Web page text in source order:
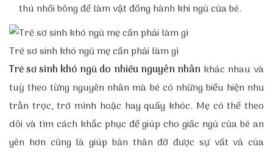
thú nhồi bông để làm vật đồng hành khi ngủ của bé.
Trẻ sơ sinh khó ngủ mẹ cần phải làm gì
Trẻ sơ sinh khó ngủ do nhiều nguyên nhânkhác nhau và
tuỳ theo từng nguyên nhân mà bé có những biểu hiện như
trằn trọc, trở mình hoặc hay quấy khóc. Mẹ có thể theo
dõi và tìm cách khắc phục để giúp cho giấc ngủ của bé an
yên hơn cũng là giúp bản thân đỡ được sự vất vả của